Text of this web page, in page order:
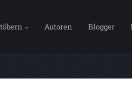
Autoren Blogger